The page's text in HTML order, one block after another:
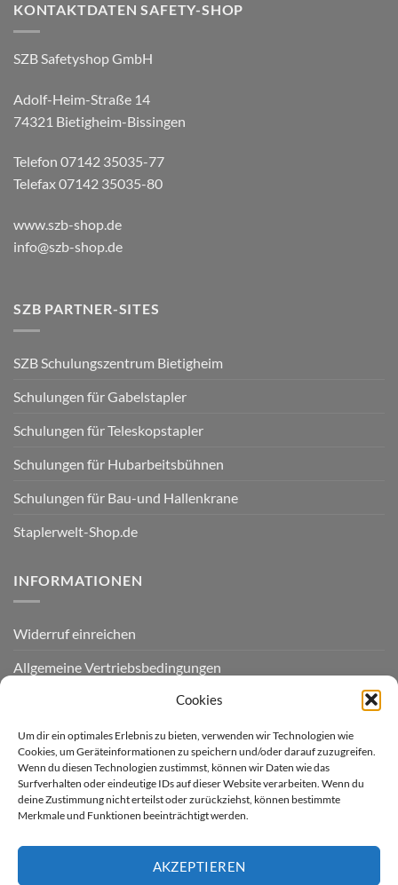
Cookies
Um dir ein optimales Erlebnis zu bieten, verwenden wir Technologien wie
Cookies, um Geräteinformationen zu speichern und/oder darauf zuzugreifen.
Wenn du diesen Technologien zustimmst, können wir Daten wie das
Surfverhalten oder eindeutige IDs auf dieser Website verarbeiten. Wenn du
deine Zustimmung nicht erteilst oder zurückziehst, können bestimmte
Merkmale und Funktionen beeinträchtigt werden.
AKZEPTIEREN
KONTAKTDATEN SAFETY-SHOP
SZB Safetyshop GmbH
Adolf-Heim-Straße 14
74321 Bietigheim-Bissingen
Telefon 07142 35035-77
Telefax 07142 35035-80
www.szb-shop.de
info@szb-shop.de
SZB PARTNER-SITES
SZB Schulungszentrum Bietigheim
Schulungen für Gabelstapler
Schulungen für Teleskopstapler
Schulungen für Hubarbeitsbühnen
Schulungen für Bau-und Hallenkrane
Staplerwelt-Shop.de
INFORMATIONEN
Widerruf einreichen
Allgemeine Vertriebsbedingungen
Zahlungsarten / Zahlungsmöglichkeiten / Lieferung
Kontakt
Impressum